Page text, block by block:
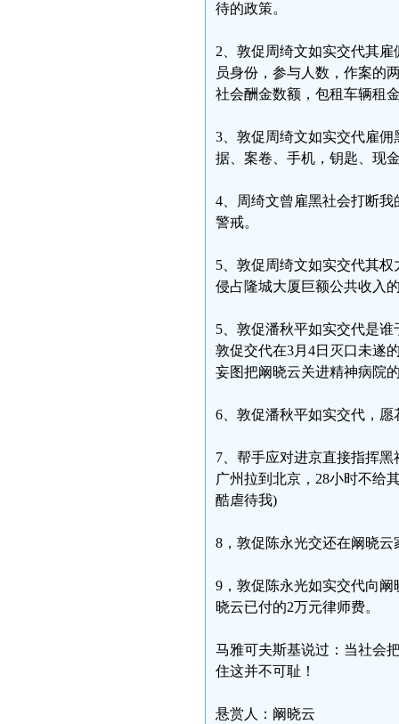
待的政策。
2、敦促周绮文如实交代其
员身份，参与人数，作案的
社会酬金数额，包租车辆租
3、敦促周绮文如实交代雇
据、案卷、手机，钥匙、现
4、周绮文曾雇黑社会打断
警戒。
5、敦促周绮文如实交代其
侵占隆城大厦巨额公共收入
5、敦促潘秋平如实交代是
敦促交代在3月4日灭口未遂
妄图把阚晓云关进精神病院
6、敦促潘秋平如实交代，
7、帮手应对进京直接指挥
广州拉到北京，28小时不给
酷虐待我)
8，敦促陈永光交还在阚晓
9，敦促陈永光如实交代向
晓云已付的2万元律师费。
马雅可夫斯基说过：当社会
住这并不可耻！
悬赏人：阚晓云